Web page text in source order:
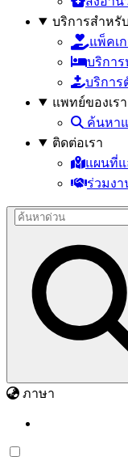
บริการสำหรั
แพ็คเ
บริกา
บริการ
แพทย์ของเรา
ค้นหา
ติดต่อเรา
แผนที่แ
ร่วมงา
ภาษา